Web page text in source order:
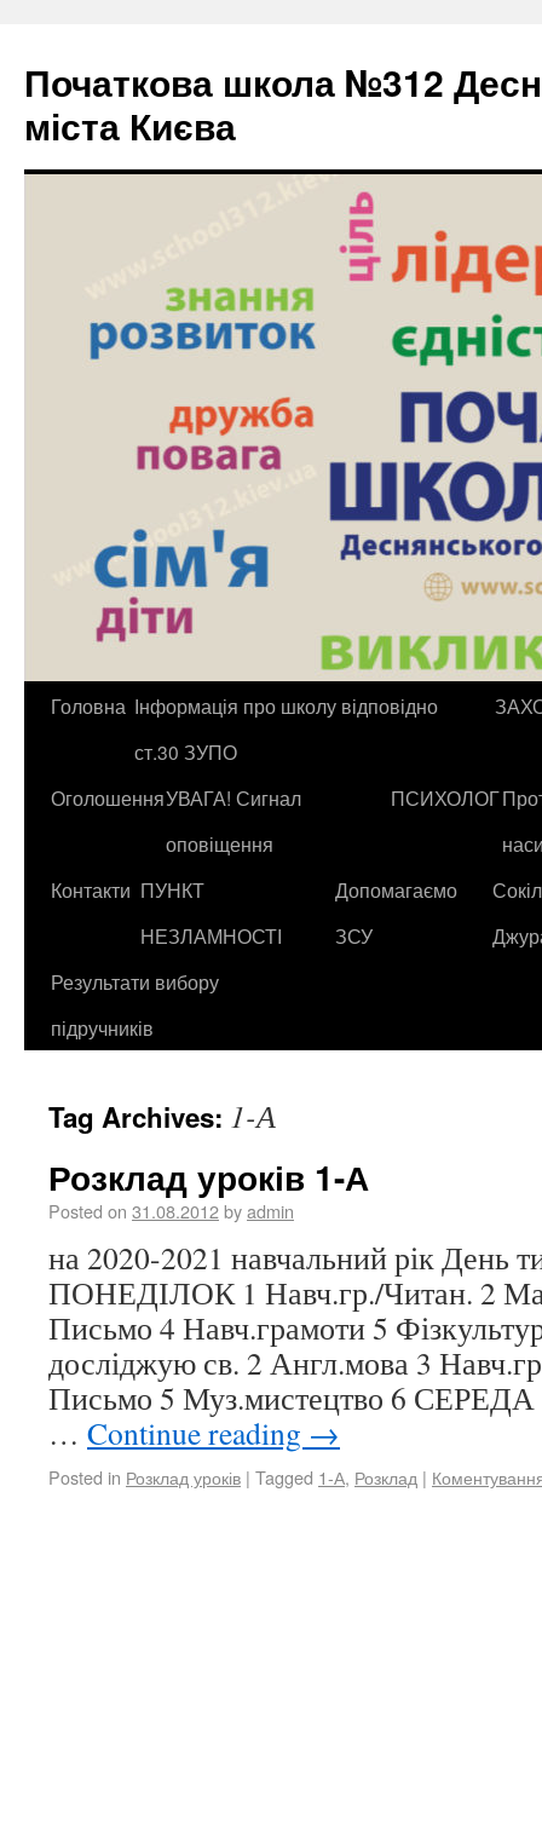
Початкова школа №312
міста Києва
Головна Інформація про школу відповідно
ст.30 ЗУПО
ОголошенняУВАГА! Сигнал
оповіщення
ПСИХОЛОГ
Контакти ПУНКТ
НЕЗЛАМНОСТІ
Допомагаємо
ЗСУ
Сокіл
Результати вибору
підручників
Tag Archives: 1-А
Розклад уроків 1-А
Posted on 31.08.2012byadmin
на 2020-2021 навчальний рік День
ПОНЕДІЛОК 1 Навч.гр./Читан. 2
Письмо 4 Навч.грамоти 5
досліджую св. 2 Англ.мова 3
Письмо 5 Муз.мистецтво 6 СЕРЕДА
… Continue reading →
Posted in Розклад уроків | Tagged 1-А, Розклад |